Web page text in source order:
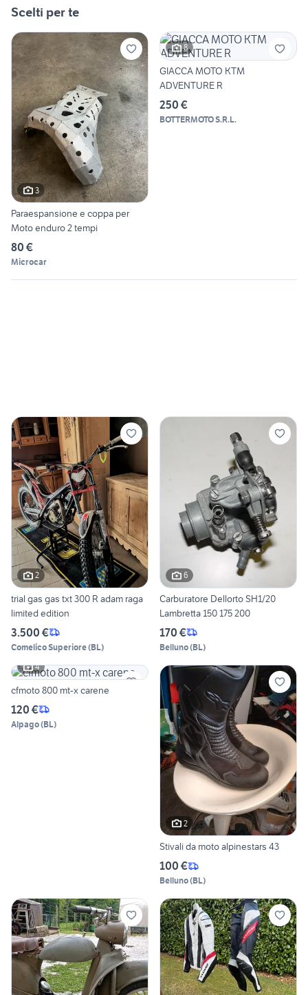
Scelti per te
3
Paraespansione e coppa per
Moto enduro 2 tempi
80 €
Microcar
8
GIACCA MOTO KTM
ADVENTURE R
250 €
BOTTERMOTO S.R.L.
2
trial gas gas txt 300 R adam raga
limited edition
3.500 €
Comelico Superiore(BL)
6
Carburatore Dellorto SH1/20
Lambretta 150 175 200
170 €
Belluno(BL)
4
cfmoto 800 mt-x carene
120 €
Alpago(BL)
2
Stivali da moto alpinestars 43
100 €
Belluno(BL)